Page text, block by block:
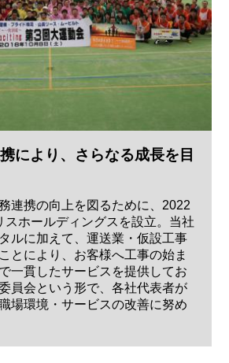
により、さらなる成長を目
連携の向上を図るために、2022
スホールディングスを設立。当社
ルに加えて、運送業・仮設工事
とにより、お客様へ工事の始ま
一貫したサービスを提供してお
員会という形で、各社代表者が
場環境・サービスの改善に努め